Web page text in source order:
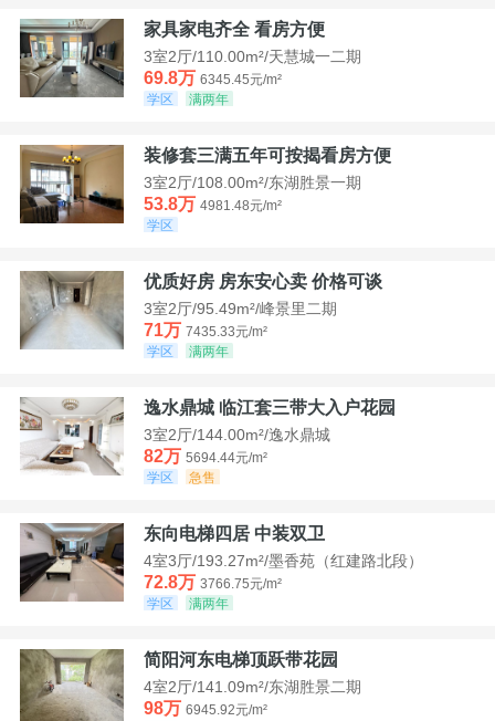
家具家电齐全 看房方便
3室2厅/110.00m²/天慧城一二期
69.8万 6345.45元/m²
学区
满两年
装修套三满五年可按揭看房方便
3室2厅/108.00m²/东湖胜景一期
53.8万 4981.48元/m²
学区
优质好房 房东安心卖 价格可谈
3室2厅/95.49m²/峰景里二期
71万 7435.33元/m²
学区
满两年
逸水鼎城 临江套三带大入户花园
3室2厅/144.00m²/逸水鼎城
82万 5694.44元/m²
学区
急售
东向电梯四居 中装双卫
4室3厅/193.27m²/墨香苑（红建路北段）
72.8万 3766.75元/m²
学区
满两年
简阳河东电梯顶跃带花园
4室2厅/141.09m²/东湖胜景二期
98万 6945.92元/m²